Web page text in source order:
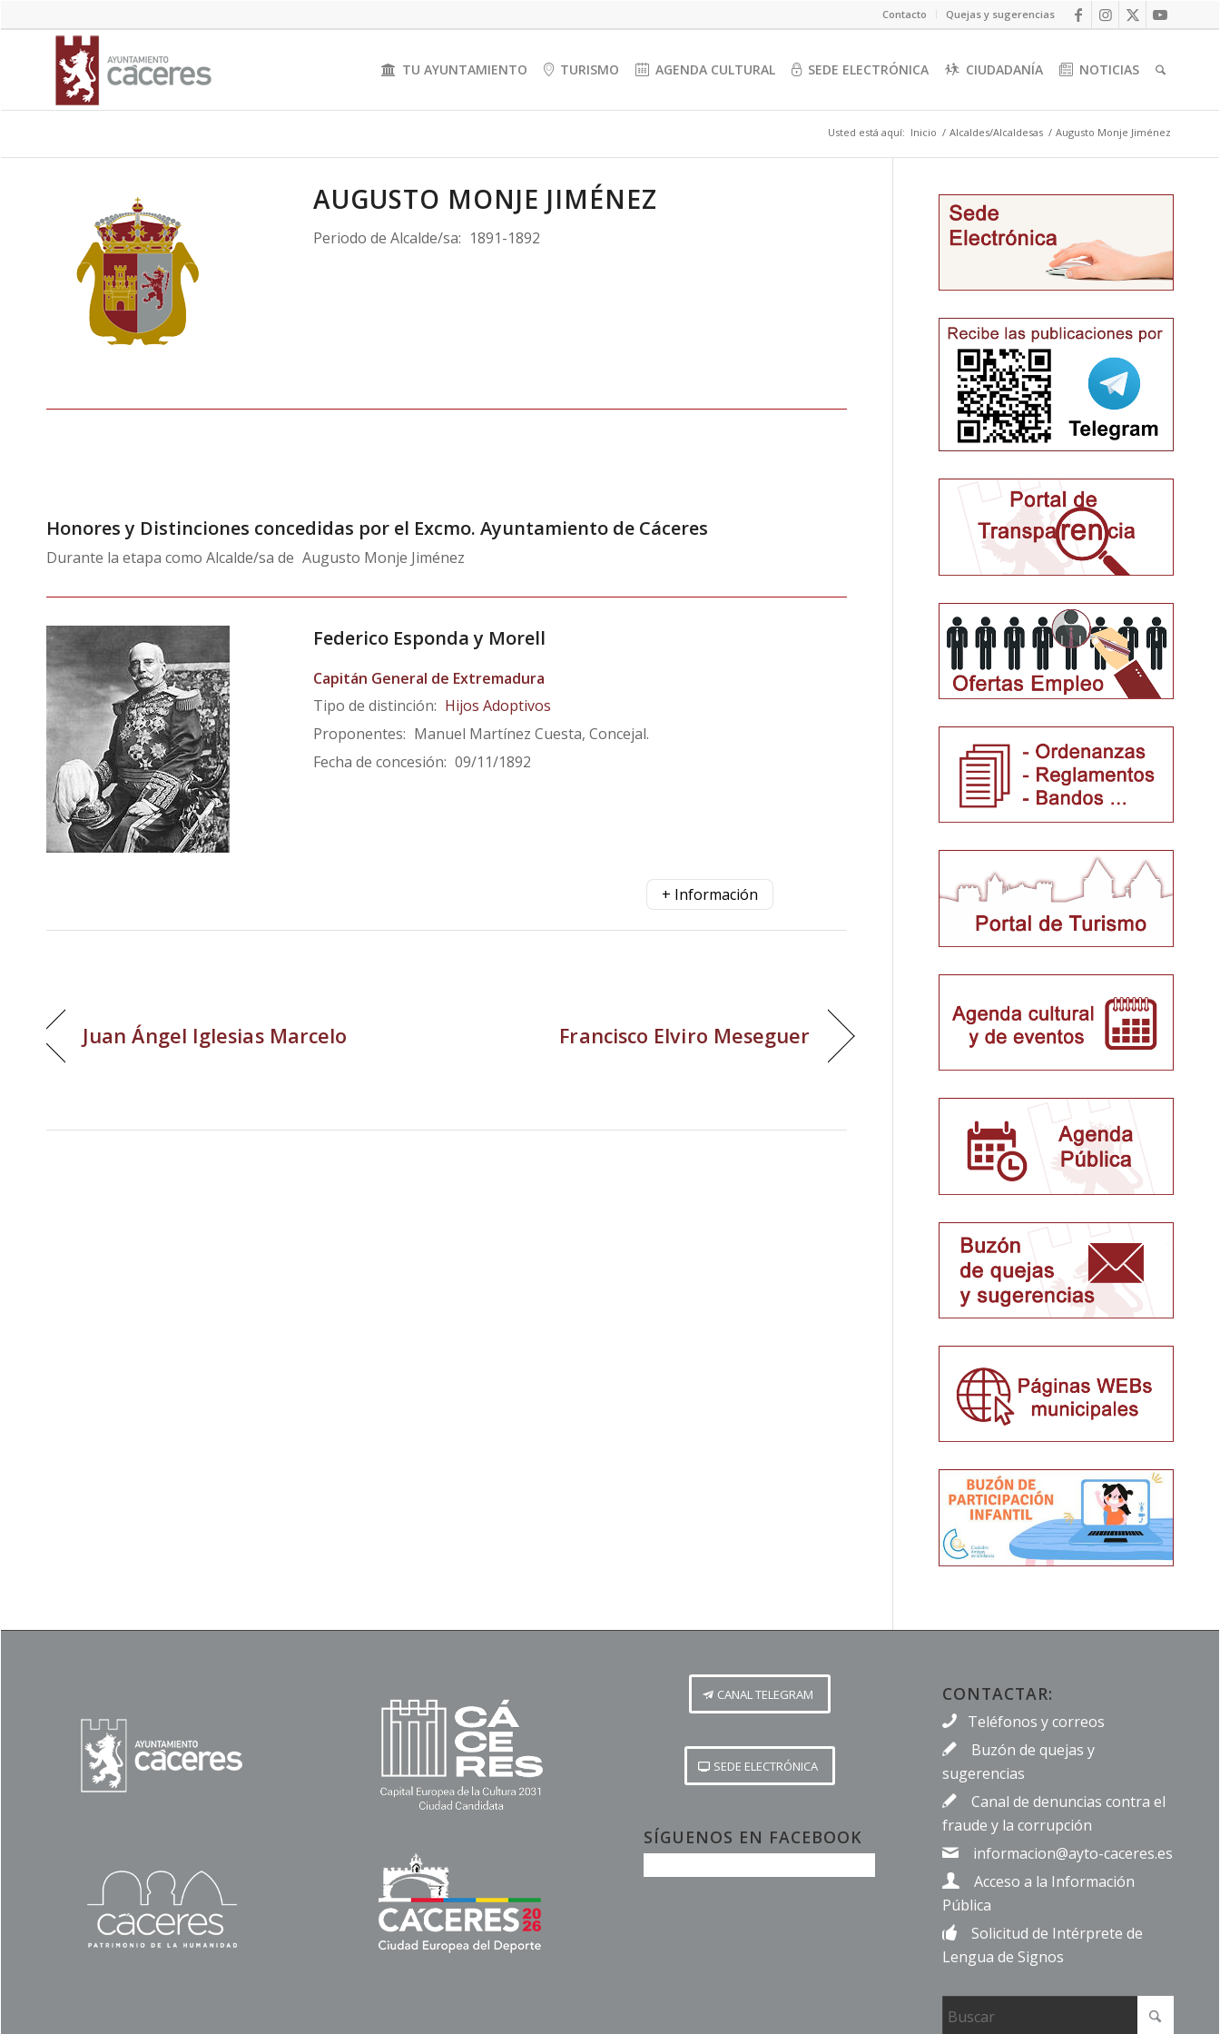
Contacto Quejas y sugerencias
TU AYUNTAMIENTO TURISMO AGENDA CULTURAL SEDE ELECTRÓNICA CIUDADANÍA NOTICIAS
Usted está aquí: Inicio / Alcaldes/Alcaldesas / Augusto Monje Jiménez
AUGUSTO MONJE JIMÉNEZ
Periodo de Alcalde/sa: 1891-1892
Honores y Distinciones concedidas por el Excmo. Ayuntamiento de Cáceres
Durante la etapa como Alcalde/sa de Augusto Monje Jiménez
Federico Esponda y Morell
Capitán General de Extremadura
Tipo de distinción: Hijos Adoptivos
Proponentes: Manuel Martínez Cuesta, Concejal.
Fecha de concesión: 09/11/1892
+ Información
Juan Ángel Iglesias Marcelo Francisco Elviro Meseguer
CANAL TELEGRAM
SEDE ELECTRÓNICA
SÍGUENOS EN FACEBOOK
CONTACTAR:
Teléfonos y correos
Buzón de quejas y
sugerencias
Canal de denuncias contra el
fraude y la corrupción
informacion@ayto-caceres.es
Acceso a la Información
Pública
Solicitud de Intérprete de
Lengua de Signos